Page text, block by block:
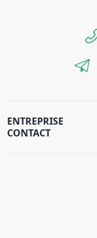
ENTREPRISE
CONTACT